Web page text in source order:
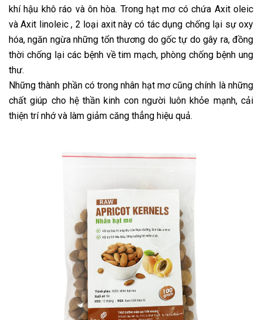
khí hậu khô ráo và ôn hòa. Trong hạt mơ có chứa Axit oleic
và Axit linoleic , 2 loại axit này có tác dụng chống lại sự oxy
hóa, ngăn ngừa những tổn thương do gốc tự do gây ra, đồng
thời chống lại các bệnh về tim mạch, phòng chống bệnh ung
thư.
Những thành phần có trong nhân hạt mơ cũng chính là những
chất giúp cho hệ thần kinh con người luôn khỏe mạnh, cải
thiện trí nhớ và làm giảm căng thẳng hiệu quả.